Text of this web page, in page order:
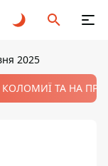
2025
ТА НА